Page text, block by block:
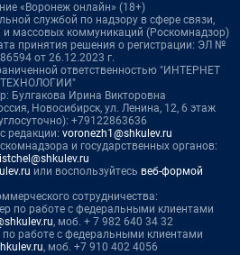
«Воронеж онлайн» (18+)
службой по надзору в сфере связи,
массовых коммуникаций (Роскомнадзор)
принятия решения о регистрации: ЭЛ №
от 26.12.2023 г.
ответственностью "ИНТЕРНЕТ
ТЕХНОЛОГИИ"
Булгакова Ирина Викторовна
Новосибирск, ул. Ленина, 12, 6 этаж
+79122863636
редакции: voronezh1@shkulev.ru
и государственных органов:
или воспользуйтесь веб-формой
сотрудничества:
по работе с федеральными клиентами
, моб. + 7 982 640 34 32
работе с федеральными клиентами
, моб. +7 910 402 4056